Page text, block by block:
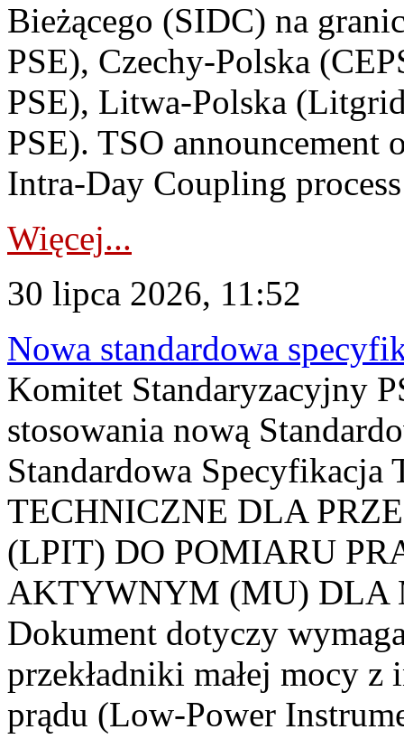
Bieżącego (SIDC) na
PSE), Czechy-Polska
PSE), Litwa-Polska
PSE). TSO announcement
Intra-Day Coupling
Więcej...
30 lipca 2026, 11:52
Nowa standardowa
Komitet Standaryzacyjny
stosowania nową
Standardowa
TECHNICZNE DLA
(LPIT) DO POMIARU
AKTYWNYM (MU) DLA
Dokument dotyczy
przekładniki małej mocy
prądu (Low-Power